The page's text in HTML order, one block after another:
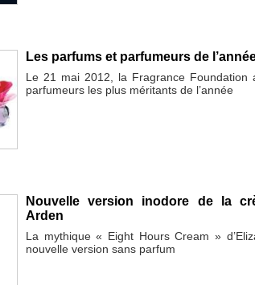
Les parfums et parfumeurs de
Le 21 mai 2012, la Fragrance Foundation
parfumeurs les plus méritants de l’année
Nouvelle version inodore de la
Arden
La mythique « Eight Hours Cream »
nouvelle version sans parfum